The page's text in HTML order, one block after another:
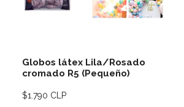
Globos látex Lila/Rosado
cromado R5 (Pequeño)
$1.790 CLP